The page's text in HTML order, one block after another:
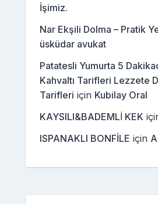
İşimiz.
Nar Ekşili Dolma – Pratik
üsküdar avukat
Patatesli Yumurta 5
Kahvaltı Tarifleri Lezzete
Tarifleri için Kubilay Oral
KAYSILI&BADEMLİ KEK
ISPANAKLI BONFİLE için